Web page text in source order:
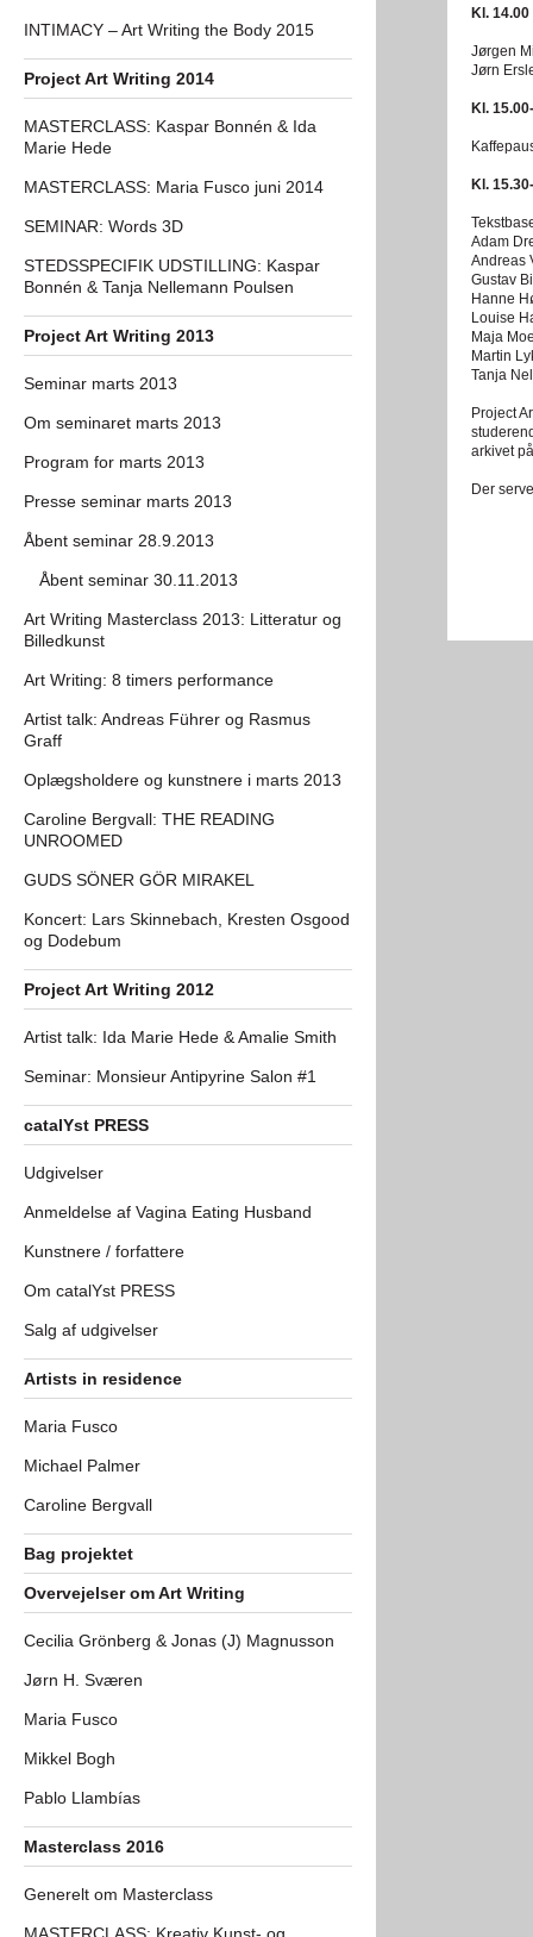
Kl.
Jørgen
Jørn
Kl.
Kl.
Adam
Andreas
Gustav
Hanne
Louise
Maja
Martin
Tanja
Project
arkivet
Der
INTIMACY – Art Writing the Body 2015
Project Art Writing 2014
MASTERCLASS: Kaspar Bonnén & Ida
Marie Hede
MASTERCLASS: Maria Fusco juni 2014
SEMINAR: Words 3D
STEDSSPECIFIK UDSTILLING: Kaspar
Bonnén & Tanja Nellemann Poulsen
Project Art Writing 2013
Seminar marts 2013
Om seminaret marts 2013
Program for marts 2013
Presse seminar marts 2013
Åbent seminar 28.9.2013
Åbent seminar 30.11.2013
Art Writing Masterclass 2013: Litteratur og
Billedkunst
Art Writing: 8 timers performance
Artist talk: Andreas Führer og Rasmus
Graff
Oplægsholdere og kunstnere i marts 2013
Caroline Bergvall: THE READING
UNROOMED
GUDS SÖNER GÖR MIRAKEL
Koncert: Lars Skinnebach, Kresten Osgood
og Dodebum
Project Art Writing 2012
Artist talk: Ida Marie Hede & Amalie Smith
Seminar: Monsieur Antipyrine Salon #1
catalYst PRESS
Udgivelser
Anmeldelse af Vagina Eating Husband
Kunstnere / forfattere
Om catalYst PRESS
Salg af udgivelser
Artists in residence
Maria Fusco
Michael Palmer
Caroline Bergvall
Bag projektet
Overvejelser om Art Writing
Cecilia Grönberg & Jonas (J) Magnusson
Jørn H. Sværen
Maria Fusco
Mikkel Bogh
Pablo Llambías
Masterclass 2016
Generelt om Masterclass